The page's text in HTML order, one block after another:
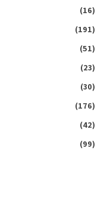
(16)
(191)
(51)
(23)
(30)
(176)
(42)
(99)